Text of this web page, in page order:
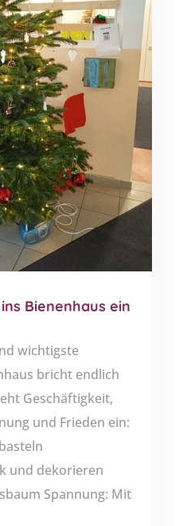
Bienenhaus ein
wichtigste
bricht endlich
Geschäftigkeit,
und Frieden ein:
und dekorieren
Spannung: Mit